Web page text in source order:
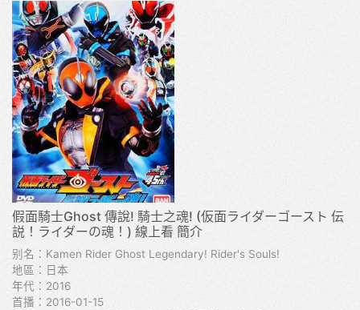
假面騎士Ghost 傳說! 騎士之魂! (仮面ライダーゴースト 伝
説！ライダーの魂！) 線上看 簡介
别名：Kamen Rider Ghost Legendary! Rider's Souls!
地區：日本
年代：2016
首播：2016-01-15